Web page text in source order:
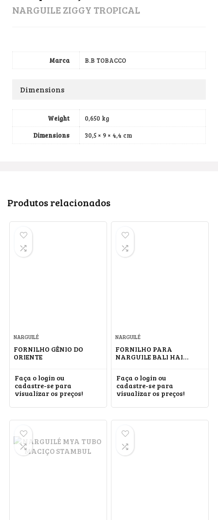
NARGUILE ZIGGY TROPICAL
Marca B.B TOBACCO
Dimensions
Weight
0,650 kg
Dimensions
30,5 × 9 × 4,4 cm
Produtos relacionados
NARGUILÉ
FORNILHO GÊNIO DO
ORIENTE
Faça o login ou
cadastre-se para
visualizar os preços!
NARGUILÉ
FORNILHO PARA
NARGUILE BALI HAI
Faça o login ou
cadastre-se para
visualizar os preços!